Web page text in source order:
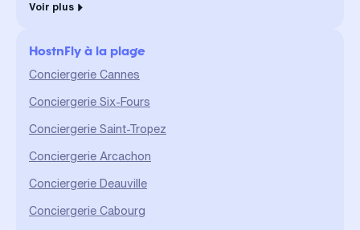
Voir plus
HostnFly à la plage
Conciergerie Cannes
Conciergerie Six-Fours
Conciergerie Saint-Tropez
Conciergerie Arcachon
Conciergerie Deauville
Conciergerie Cabourg